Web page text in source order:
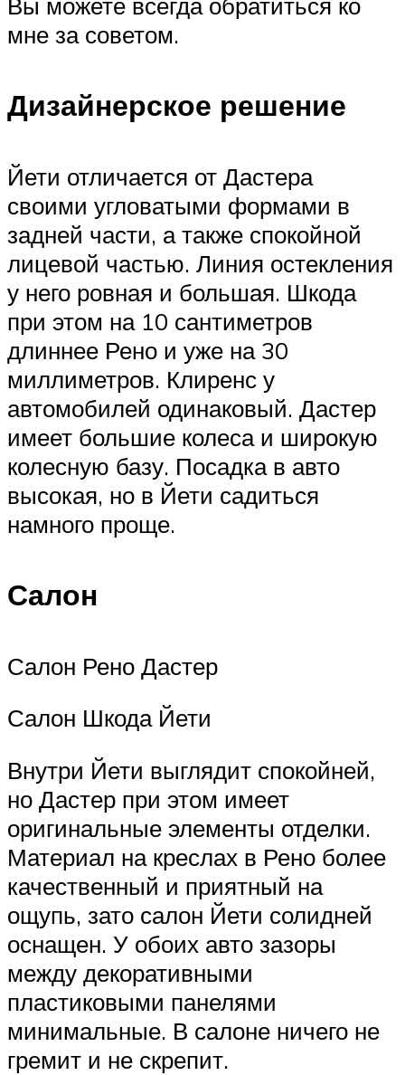
мне за советом.
Дизайнерское решение
Йети отличается от Дастера
своими угловатыми формами в
задней части, а также спокойной
лицевой частью. Линия остекления
у него ровная и большая. Шкода
при этом на 10 сантиметров
длиннее Рено и уже на 30
миллиметров. Клиренс у
автомобилей одинаковый. Дастер
имеет большие колеса и широкую
колесную базу. Посадка в авто
высокая, но в Йети садиться
намного проще.
Салон
Салон Рено Дастер
Салон Шкода Йети
Внутри Йети выглядит спокойней,
но Дастер при этом имеет
оригинальные элементы отделки.
Материал на креслах в Рено более
качественный и приятный на
ощупь, зато салон Йети солидней
оснащен. У обоих авто зазоры
между декоративными
пластиковыми панелями
минимальные. В салоне ничего не
гремит и не скрепит.